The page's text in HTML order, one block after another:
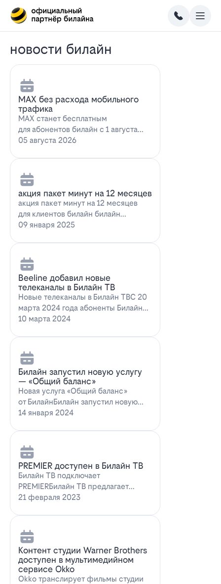
новости билайн
MAX без расхода мобильного
трафика
MAX станет бесплатным
для абонентов билайн с 1 августа
2026 года использование
05 августа 2026
акция пакет минут на 12 месяцев
акция пакет минут на 12 месяцев
для клиентов билайн билайн
запускает новое выгодное
09 января 2025
Beeline добавил новые
телеканалы в Билайн ТВ
Новые телеканалы в Билайн ТВС 20
марта 2024 года абоненты Билайн
ТВ получат возможность
10 марта 2024
Билайн запустил новую услугу
— «Общий баланс»
Новая услуга «Общий баланс»
от БилайнБилайн запустил новую
услугу – "Общий баланс"…
14 января 2024
PREMIER доступен в Билайн ТВ
Билайн ТВ подключает
PREMIERБилайн ТВ предлагает
подписку на PREMIER. Всем
21 февраля 2023
Контент студии Warner Brothers
доступен в мультимедийном
сервисе Okko
Okko транслирует фильмы студии